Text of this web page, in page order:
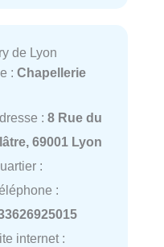
de Lyon
: Chapellerie
: 8 Rue du
69001 Lyon
:
:
internet :